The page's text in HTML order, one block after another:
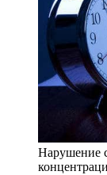
Нарушение